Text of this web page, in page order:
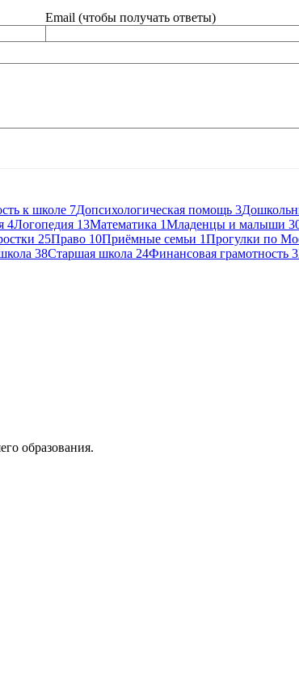
Email (чтобы получать ответы)
к школе 7Допсихологическая помощь 3
4Логопедия 13Математика 1Младенцы и малыши
25Право 10Приёмные семьи 1Прогулки по
38Старшая школа 24Финансовая грамотность 3
образования.